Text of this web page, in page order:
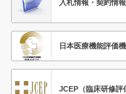
入札情報・契約情報
日本医療機能評価
JCEP（臨床研修評